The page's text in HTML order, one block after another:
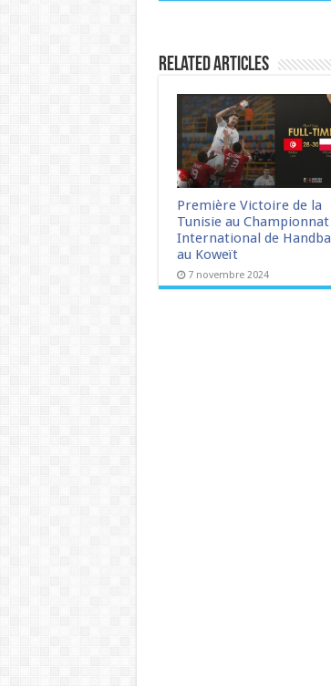
Related Articles
Première Victoire de la
Tunisie au Championnat
International de Handball
au Koweït
7 novembre 2024